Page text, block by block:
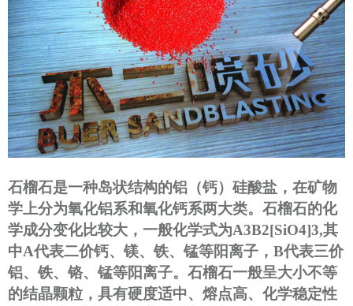
石榴石是一种岛状结构的铝（钙）硅酸盐，在矿物
学上分为氧化铝系和氧化钙系两大类。石榴石的化
学成分变化比较大，一般化学式为A3B2[SiO4]3,其
中A代表二价钙、镁、铁、锰等阳离子， B代表三价
铝、铁、铬、锰等阳离子。石榴石一般呈大小不等
的结晶颗粒，具有硬度适中、熔点高、化学稳定性